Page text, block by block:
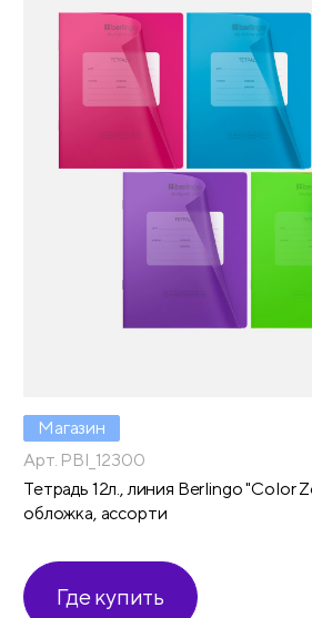
Магазин
Арт. PBl_12300
Тетрадь 12л., линия Berlingo "Color
обложка, ассорти
Где купить